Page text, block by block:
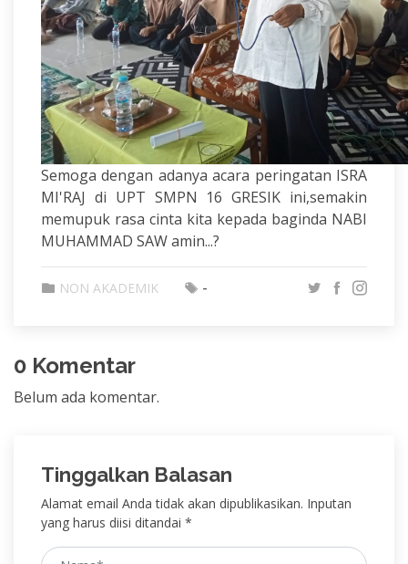
Semoga dengan adanya acara peringatan ISRA
MI'RAJ di UPT SMPN 16 GRESIK ini,semakin
memupuk rasa cinta kita kepada baginda NABI
MUHAMMAD SAW amin...?
NON AKADEMIK -
0 Komentar
Belum ada komentar.
Tinggalkan Balasan
Alamat email Anda tidak akan dipublikasikan. Inputan
yang harus diisi ditandai *